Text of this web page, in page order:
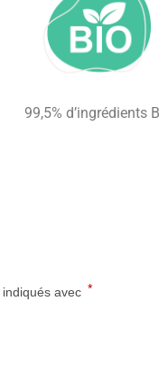
99,5% d’ingrédients
avec *